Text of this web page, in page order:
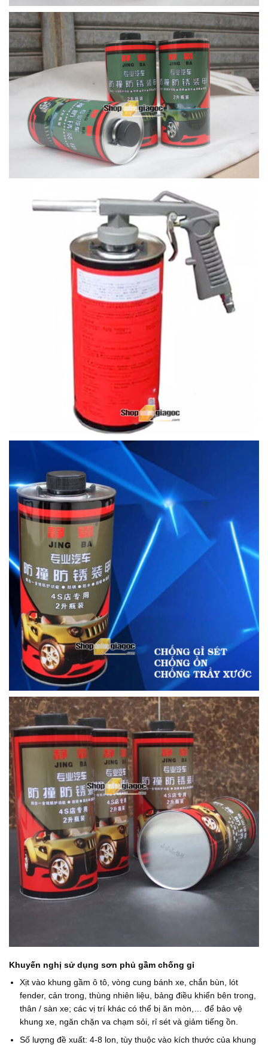
Khuyến nghị sử dụng sơn phủ gầm chống gỉ
Xịt vào khung gầm ô tô, vòng cung bánh xe, chắn bùn, lót
fender, cản trong, thùng nhiên liệu, bảng điều khiển bên trong,
thân / sàn xe; các vị trí khác có thể bị ăn mòn,… để bảo vệ
khung xe, ngăn chặn va chạm sỏi, rỉ sét và giảm tiếng ồn.
Số lượng đề xuất: 4-8 lon, tùy thuộc vào kích thước của khung